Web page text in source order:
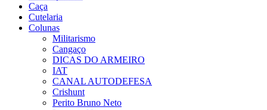
Caça
Cutelaria
Colunas
Militarismo
Cangaço
DICAS DO ARMEIRO
IAT
CANAL AUTODEFESA
Crishunt
Perito Bruno Neto